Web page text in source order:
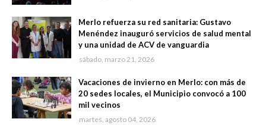
Merlo refuerza su red sanitaria: Gustavo
Menéndez inauguró servicios de salud mental
y una unidad de ACV de vanguardia
sábado, marzo 21, 2026
Vacaciones de invierno en Merlo: con más de
20 sedes locales, el Municipio convocó a 100
mil vecinos
martes, agosto 04, 2026